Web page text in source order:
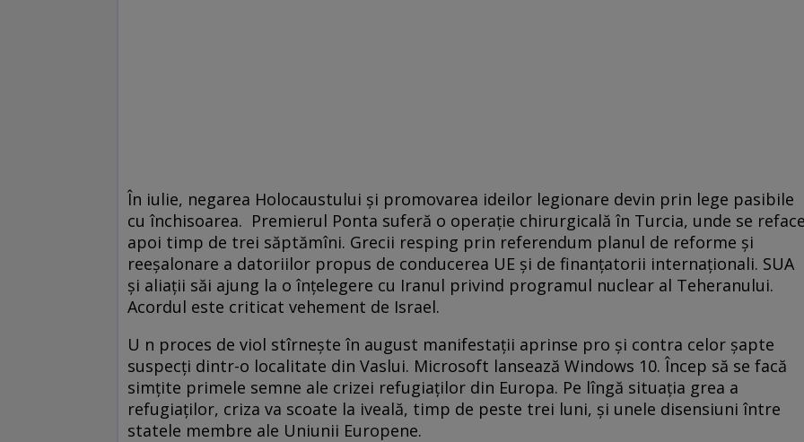
În iulie, negarea Holocaustului și promovarea ideilor legionare devin prin lege pasibile
cu închisoarea. Premierul Ponta suferă o operaţie chirurgicală în Turcia, unde se
apoi timp de trei săptămîni. Grecii resping prin referendum planul de reforme şi
reeşalonare a datoriilor propus de conducerea UE şi de finanţatorii internaţionali. SUA
şi aliaţii săi ajung la o înţelegere cu Iranul privind programul nuclear al Teheranului.
Acordul este criticat vehement de Israel.
U n proces de viol stîrneşte în august manifestaţii aprinse pro și contra celor șapte
suspecți dintr-o localitate din Vaslui. Microsoft lansează Windows 10. Încep să se facă
simţite primele semne ale crizei refugiaţilor din Europa. Pe lîngă situaţia grea a
refugiaţilor, criza va scoate la iveală, timp de peste trei luni, şi unele disensiuni între
statele membre ale Uniunii Europene.